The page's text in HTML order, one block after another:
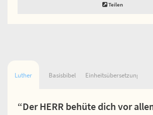
Teilen
Luther Basisbibel Einheitsübersetzung
“Der HERR behüte dich vor